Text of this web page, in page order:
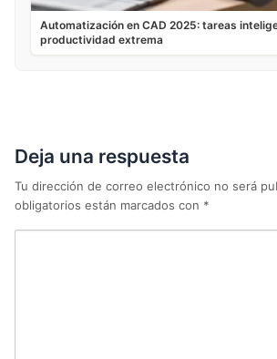
Automatización en CAD 2025: tareas
productividad extrema
Deja una respuesta
Tu dirección de correo electrónico no será
obligatorios están marcados con *